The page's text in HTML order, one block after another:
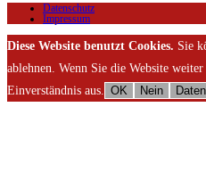
Datenschutz
Impressum
Diese Website benutzt Cookies. Sie
ablehnen. Wenn Sie die Website
Einverständnis aus.
OK Nein